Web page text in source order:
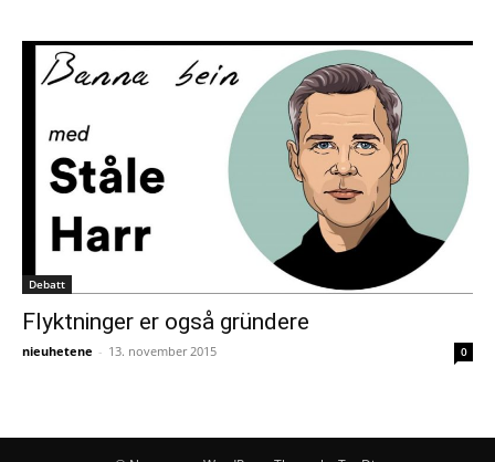
Debatt
Flyktninger er også gründere
nieuhetene - 13. november 2015 0